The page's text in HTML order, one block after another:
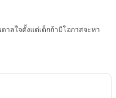
าลใจตั้งแต่เด็กถ้ามีโอกาสจะหา